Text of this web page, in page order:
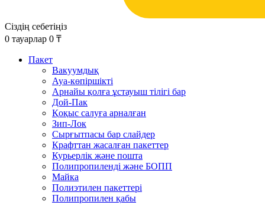
Сіздің себетіңіз
0 тауарлар 0 ₸
Пакет
Вакуумдық
Ауа-көпіршікті
Арнайы қолға ұстауыш тілігі бар
Дой-Пак
Қоқыс салуға арналған
Зип-Лок
Сырғытпасы бар слайдер
Крафттан жасалған пакеттер
Курьерлік және пошта
Полипропиленді және БОПП
Майка
Полиэтилен пакеттері
Полипропилен қабы